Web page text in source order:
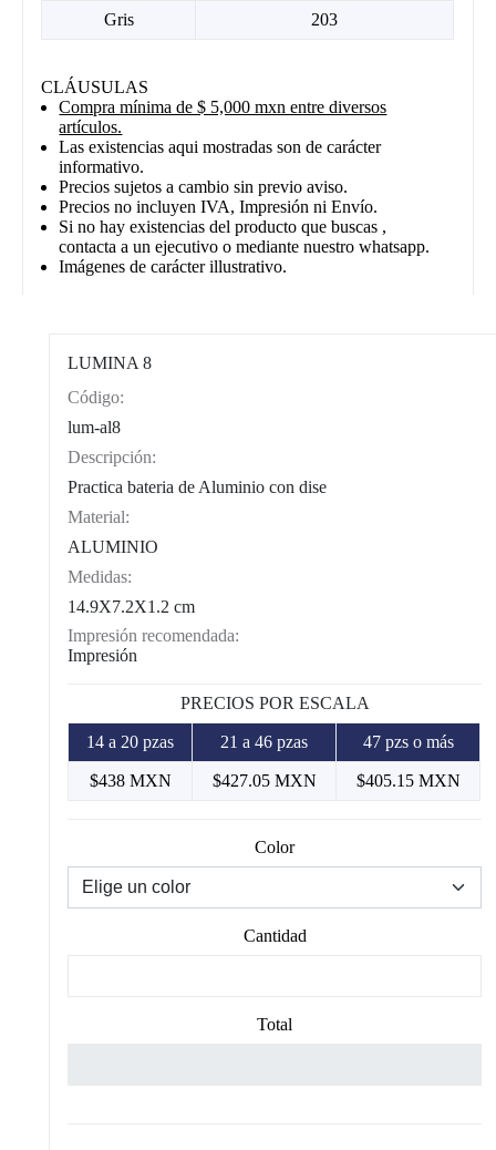
Gris 203
CLÁUSULAS
Compra mínima de $ 5,000 mxn entre diversos
artículos.
Las existencias aqui mostradas son de carácter
informativo.
Precios sujetos a cambio sin previo aviso.
Precios no incluyen IVA, Impresión ni Envío.
Si no hay existencias del producto que buscas ,
contacta a un ejecutivo o mediante nuestro whatsapp.
Imágenes de carácter illustrativo.
LUMINA 8
Código:
lum-al8
Descripción:
Practica bateria de Aluminio con dise
Material:
ALUMINIO
Medidas:
14.9X7.2X1.2 cm
Impresión recomendada:
Impresión
PRECIOS POR ESCALA
14 a 20 pzas 21 a 46 pzas 47 pzs o más
$438 MXN $427.05 MXN $405.15 MXN
Color
Cantidad
Total